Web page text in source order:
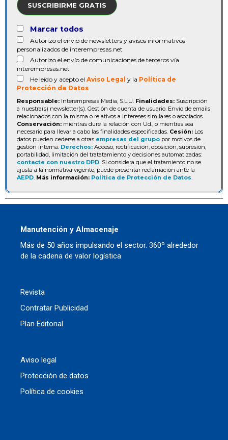
SUSCRIBIRME GRATIS
Marcar todos
Autorizo el envío de newsletters y avisos informativos
personalizados de interempresas.net
Autorizo el envío de comunicaciones de terceros vía
interempresas.net
He leído y acepto el Aviso Legal y la Política de
Protección de Datos
Responsable: Interempresas Media, S.L.U. Finalidades: Suscripción
a nuestra(s) newsletter(s). Gestión de cuenta de usuario. Envío de emails
relacionados con la misma o relativos a intereses similares o asociados.
Conservación: mientras dure la relación con Ud., o mientras sea
necesario para llevar a cabo las finalidades especificadas. Cesión: Los
datos pueden cederse a otras empresas del grupo por motivos de
gestión interna. Derechos: Acceso, rectificación, oposición, supresión,
portabilidad, limitación del tratatamiento y decisiones automatizadas:
contacte con nuestro DPD. Si considera que el tratamiento no se
ajusta a la normativa vigente, puede presentar reclamación ante la
AEPD. Más información: Política de Protección de Datos.
Manutención y Almacenaje
Más de 50 años impulsando el sector. 360º alrededor
de la cadena de valor logística
Revista
Contratar Publicidad
Plan Editorial
Aviso legal
Protección de datos
Política de cookies